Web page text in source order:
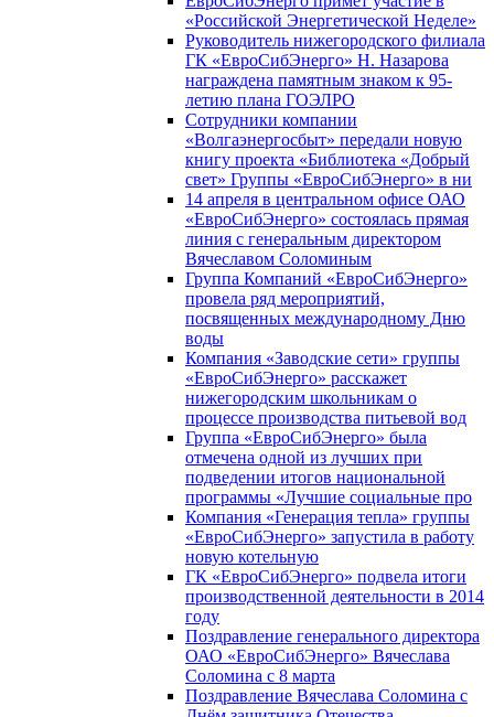
«Российской Энергетической Неделе»
Руководитель нижегородского филиала
ГК «ЕвроСибЭнерго» Н. Назарова
награждена памятным знаком к 95-
летию плана ГОЭЛРО
Сотрудники компании
«Волгаэнергосбыт» передали новую
книгу проекта «Библиотека «Добрый
свет» Группы «ЕвроСибЭнерго» в ни
14 апреля в центральном офисе ОАО
«ЕвроСибЭнерго» состоялась прямая
линия с генеральным директором
Вячеславом Соломиным
Группа Компаний «ЕвроСибЭнерго»
провела ряд мероприятий,
посвященных международному Дню
воды
Компания «Заводские сети» группы
«ЕвроСибЭнерго» расскажет
нижегородским школьникам о
процессе производства питьевой вод
Группа «ЕвроСибЭнерго» была
отмечена одной из лучших при
подведении итогов национальной
программы «Лучшие социальные про
Компания «Генерация тепла» группы
«ЕвроСибЭнерго» запустила в работу
новую котельную
ГК «ЕвроСибЭнерго» подвела итоги
производственной деятельности в 2014
году
Поздравление генерального директора
ОАО «ЕвроСибЭнерго» Вячеслава
Соломина с 8 марта
Поздравление Вячеслава Соломина с